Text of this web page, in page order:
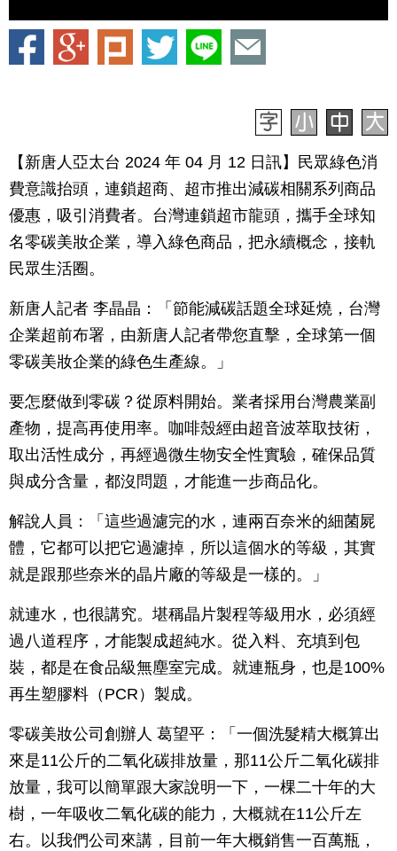
【新唐人亞太台 2024 年 04 月 12 日訊】民眾綠色消
費意識抬頭，連鎖超商、超市推出減碳相關系列商品
優惠，吸引消費者。台灣連鎖超市龍頭，攜手全球知
名零碳美妝企業，導入綠色商品，把永續概念，接軌
民眾生活圈。
新唐人記者 李晶晶：「節能減碳話題全球延燒，台灣
企業超前布署，由新唐人記者帶您直擊，全球第一個
零碳美妝企業的綠色生產線。」
要怎麼做到零碳？從原料開始。業者採用台灣農業副
產物，提高再使用率。咖啡殼經由超音波萃取技術，
取出活性成分，再經過微生物安全性實驗，確保品質
與成分含量，都沒問題，才能進一步商品化。
解說人員：「這些過濾完的水，連兩百奈米的細菌屍
體，它都可以把它過濾掉，所以這個水的等級，其實
就是跟那些奈米的晶片廠的等級是一樣的。」
就連水，也很講究。堪稱晶片製程等級用水，必須經
過八道程序，才能製成超純水。從入料、充填到包
裝，都是在食品級無塵室完成。就連瓶身，也是100%
再生塑膠料（PCR）製成。
零碳美妝公司創辦人 葛望平：「一個洗髮精大概算出
來是11公斤的二氧化碳排放量，那11公斤二氧化碳排
放量，我可以簡單跟大家說明一下，一棵二十年的大
樹，一年吸收二氧化碳的能力，大概就在11公斤左
右。以我們公司來講，目前一年大概銷售一百萬瓶，